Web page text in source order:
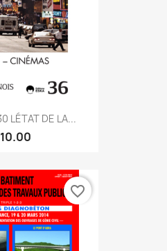
LÉTAT DE LA...
favorite_border